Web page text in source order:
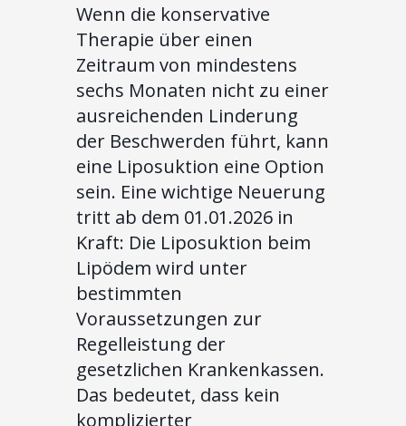
Wenn die konservative
Therapie über einen
Zeitraum von mindestens
sechs Monaten nicht zu einer
ausreichenden Linderung
der Beschwerden führt, kann
eine Liposuktion eine Option
sein. Eine wichtige Neuerung
tritt ab dem 01.01.2026 in
Kraft: Die Liposuktion beim
Lipödem wird unter
bestimmten
Voraussetzungen zur
Regelleistung der
gesetzlichen Krankenkassen.
Das bedeutet, dass kein
komplizierter